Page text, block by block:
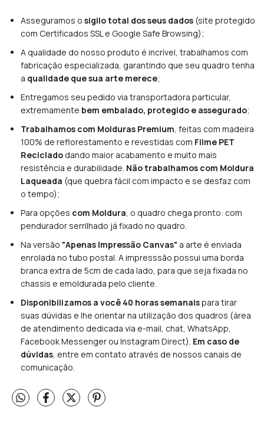
Asseguramos o sigilo total dos seus dados (site protegido
com Certificados SSL e Google Safe Browsing);
A qualidade do nosso produto é incrível, trabalhamos com
fabricação especializada, garantindo que seu quadro tenha
a qualidade que sua arte merece;
Entregamos seu pedido via transportadora particular,
extremamente bem embalado, protegido e assegurado;
Trabalhamos com Molduras Premium, feitas com madeira
100% de reflorestamento e revestidas com Filme PET
Reciclado dando maior acabamento e muito mais
resistência e durabilidade. Não trabalhamos com Moldura
Laqueada (que quebra fácil com impacto e se desfaz com
o tempo);
Para opções com Moldura, o quadro chega pronto: com
pendurador serrilhado já fixado no quadro.
Na versão "Apenas Impressão Canvas" a arte é enviada
enrolada no tubo postal. A impresssão possui uma borda
branca extra de 5cm de cada lado, para que seja fixada no
chassis e emoldurada pelo cliente.
Disponibilizamos a você 40 horas semanaispara tirar
suas dúvidas e lhe orientar na utilização dos quadros (área
de atendimento dedicada via e-mail, chat, WhatsApp,
Facebook Messenger ou Instagram Direct). Em caso de
dúvidas, entre em contato através de nossos canais de
comunicação.